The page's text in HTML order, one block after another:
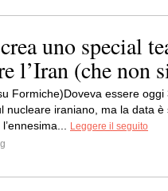
uno special
l’Iran (che non
Formiche)Doveva essere
nucleare iraniano, ma la data è
Leggere il seguito